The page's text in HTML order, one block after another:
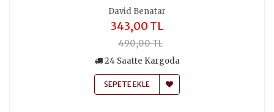
David Benatar
343,00 TL
490,00 TL
24 Saatte Kargoda
SEPETE EKLE